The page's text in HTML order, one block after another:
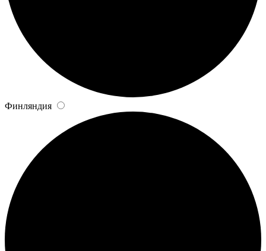
Финляндия